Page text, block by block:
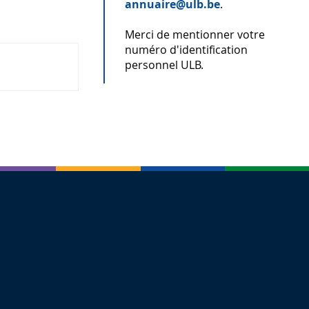
annuaire@ulb.be.
Merci de mentionner votre
numéro d'identification
personnel ULB.